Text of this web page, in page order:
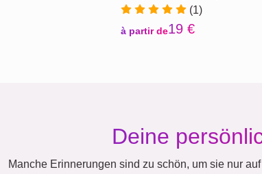
(1)
à partir de19 €
Deine
Manche Erinnerungen sind zu schön, um sie nur